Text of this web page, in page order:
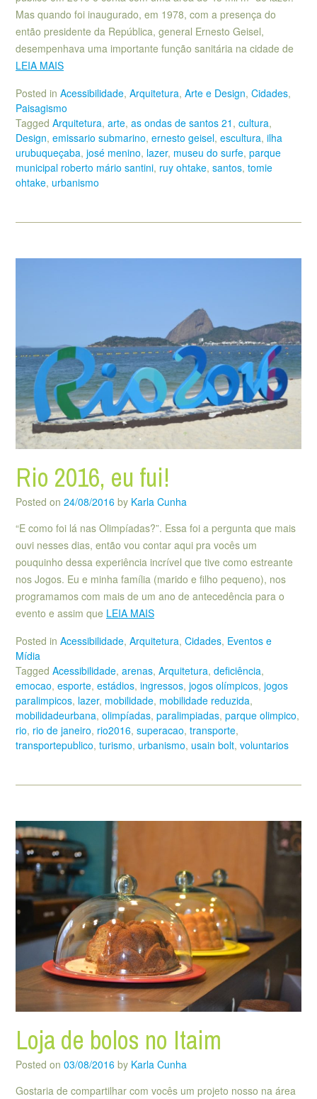
Mas quando foi inaugurado, em 1978, com a presença do
então presidente da República, general Ernesto Geisel,
desempenhava uma importante função sanitária na cidade de
LEIA MAIS
Posted in Acessibilidade, Arquitetura, Arte e Design, Cidades,
Paisagismo
Tagged Arquitetura, arte, as ondas de santos 21 , cultura,
Design, emissario submarino, ernesto geisel, escultura, ilha
urubuqueçaba, josé menino, lazer, museu do surfe, parque
municipal roberto mário santini, ruy ohtake, santos, tomie
ohtake, urbanismo
Rio 2016, eu fui!
Posted on 24/08/2016 by Karla Cunha
“E como foi lá nas Olimpíadas?”. Essa foi a pergunta que mais
ouvi nesses dias, então vou contar aqui pra vocês um
pouquinho dessa experiência incrível que tive como estreante
nos Jogos. Eu e minha família (marido e filho pequeno), nos
programamos com mais de um ano de antecedência para o
evento e assim que LEIA MAIS
Posted in Acessibilidade, Arquitetura, Cidades, Eventos e
Mídia
Tagged Acessibilidade, arenas, Arquitetura, deficiência,
emocao, esporte, estádios, ingressos, jogos olímpicos, jogos
paralimpicos, lazer, mobilidade, mobilidade reduzida,
mobilidadeurbana, olimpíadas, paralimpiadas, parque olimpico,
rio, rio de janeiro, rio2016, superacao, transporte,
transportepublico, turismo, urbanismo, usain bolt, voluntarios
Loja de bolos no Itaim
Posted on 03/08/2016 by Karla Cunha
Gostaria de compartilhar com vocês um projeto nosso na área